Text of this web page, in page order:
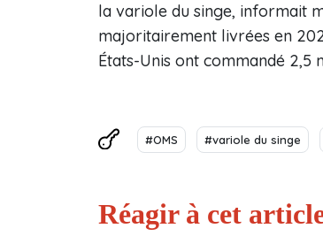
la variole du singe, informait
majoritairement livrées en
États-Unis ont commandé 2,5
#OMS #variole du singe